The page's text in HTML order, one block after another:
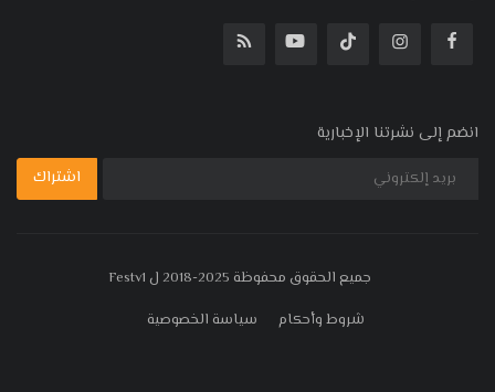
انضم إلى نشرتنا الإخبارية
اشتراك
جميع الحقوق محفوظة 2025-2018 ل Festv1
شروط وأحكام
سياسة الخصوصية